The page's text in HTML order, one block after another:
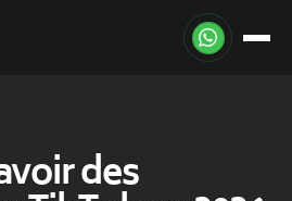
des